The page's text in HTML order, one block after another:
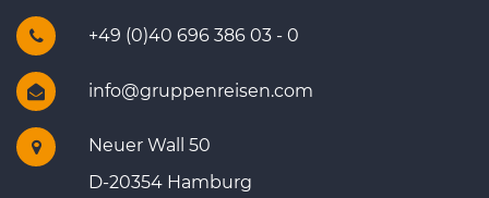
+49 (0)40 696 386 03 - 0
info@gruppenreisen.com
Neuer Wall 50
D-20354 Hamburg